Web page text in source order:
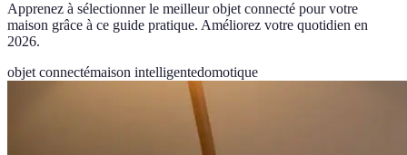
Apprenez à sélectionner le meilleur objet connecté pour votre
maison grâce à ce guide pratique. Améliorez votre quotidien en
2026.
objet connectémaison intelligentedomotique